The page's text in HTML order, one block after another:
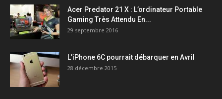
Acer Predator 21 X : L’ordinateur Portable
Gaming Très Attendu En...
29 septembre 2016
L’iPhone 6C pourrait débarquer en Avril
28 décembre 2015